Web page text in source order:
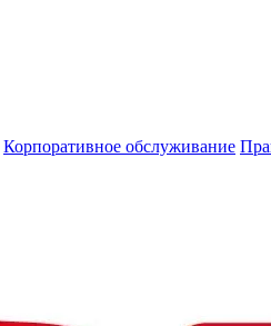
Корпоративное обслуживание